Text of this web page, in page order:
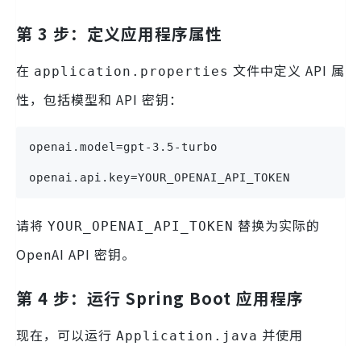
第 3 步：定义应用程序属性
在 application.properties 文件中定义 API 属
性，包括模型和 API 密钥：
openai.model=gpt-3.5-turbo
openai.api.key=YOUR_OPENAI_API_TOKEN
请将 YOUR_OPENAI_API_TOKEN 替换为实际的
OpenAI API 密钥。
第 4 步：运行 Spring Boot 应用程序
现在，可以运行 Application.java 并使用